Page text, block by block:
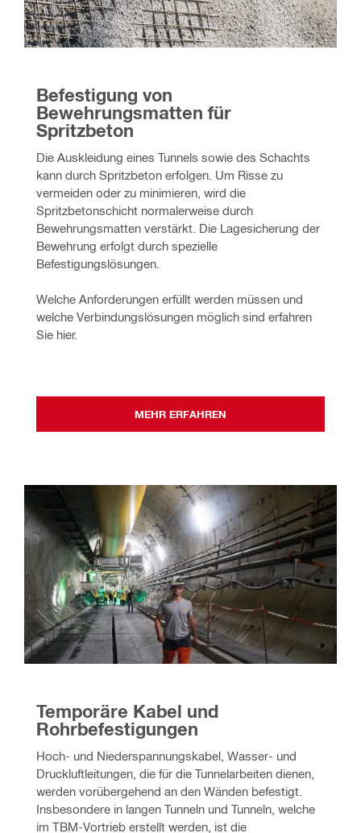
Befestigung von
Bewehrungsmatten für
Spritzbeton
Die Auskleidung eines Tunnels sowie des Schachts
kann durch Spritzbeton erfolgen. Um Risse zu
vermeiden oder zu minimieren, wird die
Spritzbetonschicht normalerweise durch
Bewehrungsmatten verstärkt. Die Lagesicherung der
Bewehrung erfolgt durch spezielle
Befestigungslösungen.
Welche Anforderungen erfüllt werden müssen und
welche Verbindungslösungen möglich sind erfahren
Sie hier.
MEHR ERFAHREN
Temporäre Kabel und
Rohrbefestigungen
Hoch- und Niederspannungskabel, Wasser- und
Druckluftleitungen, die für die Tunnelarbeiten dienen,
werden vorübergehend an den Wänden befestigt.
Insbesondere in langen Tunneln und Tunneln, welche
im TBM-Vortrieb erstellt werden, ist die